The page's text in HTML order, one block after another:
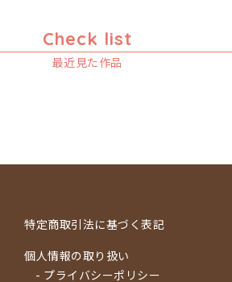
Check list
最近見た作品
特定商取引法に基づく表記
個人情報の取り扱い
- プライバシーポリシー